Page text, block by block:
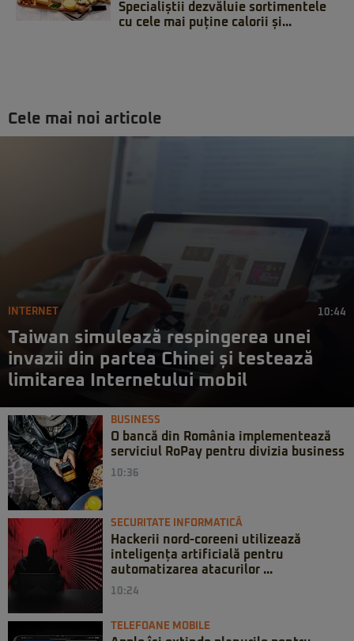
Specialiștii dezvăluie sortimentele
cu cele mai puține calorii și...
Cele mai noi articole
INTERNET 10:44
Taiwan simulează respingerea unei
invazii din partea Chinei și testează
limitarea Internetului mobil
BUSINESS
O bancă din România implementează
serviciul RoPay pentru divizia business
10:36
SECURITATE INFORMATICĂ
Hackerii nord-coreeni utilizează
inteligența artificială pentru
automatizarea atacurilor ...
10:24
TELEFOANE MOBILE